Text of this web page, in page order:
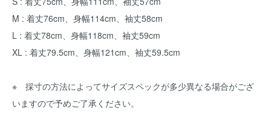
M : 着丈76cm、身幅114cm、袖丈58cm
L : 着丈78cm、身幅118cm、袖丈59cm
XL : 着丈79.5cm、身幅121cm、袖丈59.5cm
※ 採寸の方法によってサイズスペックが多少異なる場合がござ
いますので予めご了承ください。